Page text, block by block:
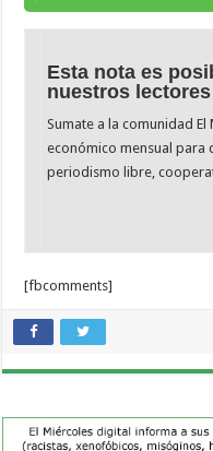
Esta nota es
nuestros lectores
Sumate a la comunidad
económico mensual para
periodismo libre,
[fbcomments]